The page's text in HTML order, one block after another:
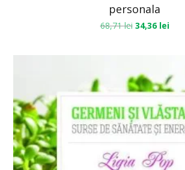
personala
68,71lei 34,36 lei